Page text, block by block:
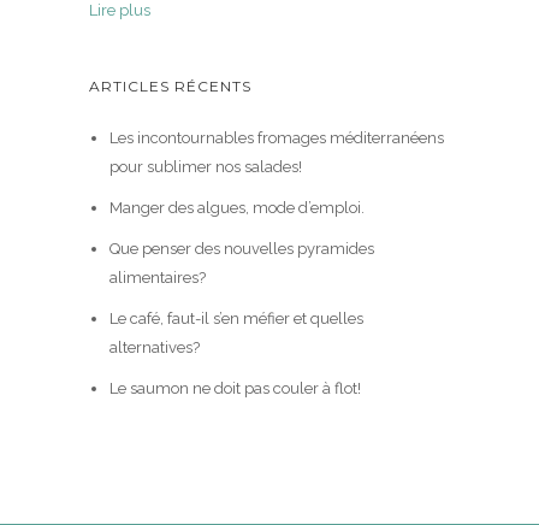
Lire plus
ARTICLES RÉCENTS
Les incontournables fromages méditerranéens
pour sublimer nos salades!
Manger des algues, mode d’emploi.
Que penser des nouvelles pyramides
alimentaires?
Le café, faut-il s’en méfier et quelles
alternatives?
Le saumon ne doit pas couler à flot!